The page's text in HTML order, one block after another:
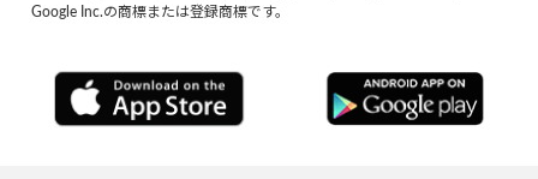
Google Inc.の商標または登録商標です。